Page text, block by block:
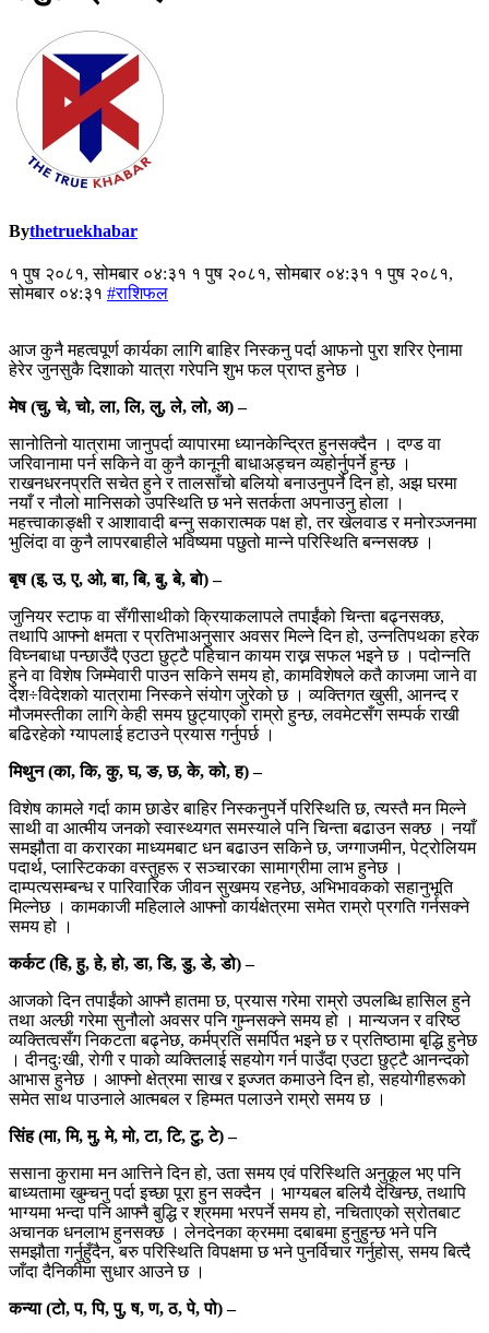
Bythetruekhabar
१ पुष २०८१, सोमबार ०४:३१ १ पुष २०८१, सोमबार ०४:३१ १ पुष २०८१,
सोमबार ०४:३१ #राशिफल
आज कुनै महत्वपूर्ण कार्यका लागि बाहिर निस्कनु पर्दा आफनो पुरा शरिर ऐनामा
हेरेर जुनसुकै दिशाको यात्रा गरेपनि शुभ फल प्राप्त हुनेछ ।
मेष (चु, चे, चो, ला, लि, लु, ले, लो, अ) –
सानोतिनो यात्रामा जानुपर्दा व्यापारमा ध्यानकेन्द्रित हुनसक्दैन । दण्ड वा
जरिवानामा पर्न सकिने वा कुनै कानूनी बाधाअड्चन व्यहोर्नुपर्ने हुन्छ ।
राखनधरनप्रति सचेत हुने र तालसाँचो बलियो बनाउनुपर्ने दिन हो, अझ घरमा
नयाँ र नौलो मानिसको उपस्थिति छ भने सतर्कता अपनाउनु होला ।
महत्त्वाकाङ्क्षी र आशावादी बन्नु सकारात्मक पक्ष हो, तर खेलवाड र मनोरञ्जनमा
भुलिंदा वा कुनै लापरबाहीले भविष्यमा पछुतो मान्ने परिस्थिति बन्नसक्छ ।
बृष (इ, उ, ए, ओ, बा, बि, बु, बे, बो) –
जुनियर स्टाफ वा सँगीसाथीको क्रियाकलापले तपाईंको चिन्ता बढ्नसक्छ,
तथापि आफ्नो क्षमता र प्रतिभाअनुसार अवसर मिल्ने दिन हो, उन्नतिपथका हरेक
विघ्नबाधा पन्छाउँदै एउटा छुट्टै पहिचान कायम राख्न सफल भइने छ । पदोन्नति
हुने वा विशेष जिम्मेवारी पाउन सकिने समय हो, कामविशेषले कतै काजमा जाने वा
देश÷विदेशको यात्रामा निस्कने संयोग जुरेको छ । व्यक्तिगत खुसी, आनन्द र
मौजमस्तीका लागि केही समय छुट्याएको राम्रो हुन्छ, लवमेटसँग सम्पर्क राखी
बढिरहेको ग्यापलाई हटाउने प्रयास गर्नुपर्छ ।
मिथुन (का, कि, कु, घ, ङ, छ, के, को, ह) –
विशेष कामले गर्दा काम छाडेर बाहिर निस्कनुपर्ने परिस्थिति छ, त्यस्तै मन मिल्ने
साथी वा आत्मीय जनको स्वास्थ्यगत समस्याले पनि चिन्ता बढाउन सक्छ । नयाँ
समझौता वा करारका माध्यमबाट धन बढाउन सकिने छ, जग्गाजमीन, पेट्रोलियम
पदार्थ, प्लास्टिकका वस्तुहरू र सञ्चारका सामाग्रीमा लाभ हुनेछ ।
दाम्पत्यसम्बन्ध र पारिवारिक जीवन सुखमय रहनेछ, अभिभावकको सहानुभूति
मिल्नेछ । कामकाजी महिलाले आफ्नो कार्यक्षेत्रमा समेत राम्रो प्रगति गर्नसक्ने
समय हो ।
कर्कट (हि, हु, हे, हो, डा, डि, डु, डे, डो) –
आजको दिन तपाईंको आफ्नै हातमा छ, प्रयास गरेमा राम्रो उपलब्धि हासिल हुने
तथा अल्छी गरेमा सुनौलो अवसर पनि गुम्नसक्ने समय हो । मान्यजन र वरिष्ठ
व्यक्तित्वसँग निकटता बढ्नेछ, कर्मप्रति समर्पित भइने छ र प्रतिष्ठामा बृद्धि हुनेछ
। दीनदुःखी, रोगी र पाको व्यक्तिलाई सहयोग गर्न पाउँदा एउटा छुट्टै आनन्दको
आभास हुनेछ । आफ्नो क्षेत्रमा साख र इज्जत कमाउने दिन हो, सहयोगीहरूको
समेत साथ पाउनाले आत्मबल र हिम्मत पलाउने राम्रो समय छ ।
सिंह (मा, मि, मु, मे, मो, टा, टि, टु, टे) –
ससाना कुरामा मन आत्तिने दिन हो, उता समय एवं परिस्थिति अनुकूल भए पनि
बाध्यतामा खुम्चनु पर्दा इच्छा पूरा हुन सक्दैन । भाग्यबल बलियै देखिन्छ, तथापि
भाग्यमा भन्दा पनि आफ्नै बुद्धि र श्रममा भरपर्ने समय हो, नचिताएको स्रोतबाट
अचानक धनलाभ हुनसक्छ । लेनदेनका क्रममा दबाबमा हुनुहुन्छ भने पनि
समझौता गर्नुहुँदैन, बरु परिस्थिति विपक्षमा छ भने पुनर्विचार गर्नुहोस्, समय बित्दै
जाँदा दैनिकीमा सुधार आउने छ ।
कन्या (टो, प, पि, पु, ष, ण, ठ, पे, पो) –